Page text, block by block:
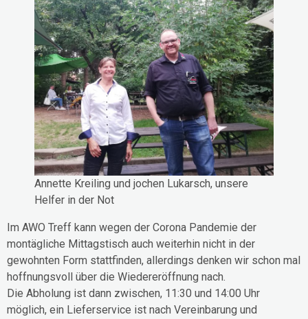
Annette Kreiling und jochen Lukarsch, unsere
Helfer in der Not
Im AWO Treff kann wegen der Corona Pandemie der
montägliche Mittagstisch auch weiterhin nicht in der
gewohnten Form stattfinden, allerdings denken wir schon mal
hoffnungsvoll über die Wiedereröffnung nach.
Die Abholung ist dann zwischen, 11:30 und 14:00 Uhr
möglich, ein Lieferservice ist nach Vereinbarung und